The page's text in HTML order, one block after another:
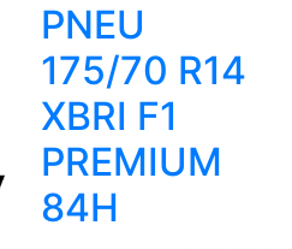
PNEU
175/70 R14
XBRI F1
PREMIUM
84H